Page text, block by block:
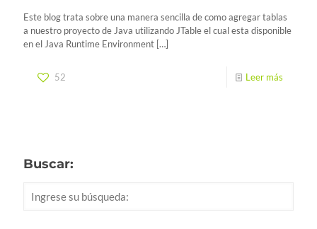
Este blog trata sobre una manera sencilla de como agregar tablas
a nuestro proyecto de Java utilizando JTable el cual esta disponible
en el Java Runtime Environment […]
52 Leer más
Buscar: